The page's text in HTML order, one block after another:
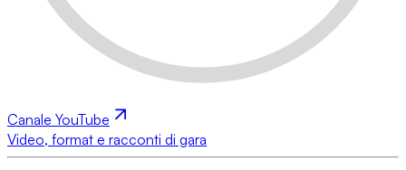
Canale YouTube
Video, format e racconti di gara